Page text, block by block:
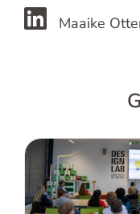
Maaike
Verslag